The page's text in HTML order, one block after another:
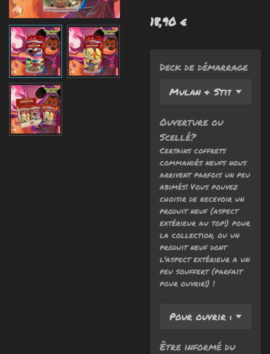
18,90 €
Deck de démarrage
Ouverture ou
Scellé?
Certains coffrets
commandés neufs nous
arrivent parfois un peu
abimés! Vous pouvez
choisir de recevoir un
produit neuf (aspect
extérieur au top!) pour
la collection, ou un
produit neuf dont
l'aspect extérieur a un
peu souffert (parfait
pour ouvrir!) !
Être informé du